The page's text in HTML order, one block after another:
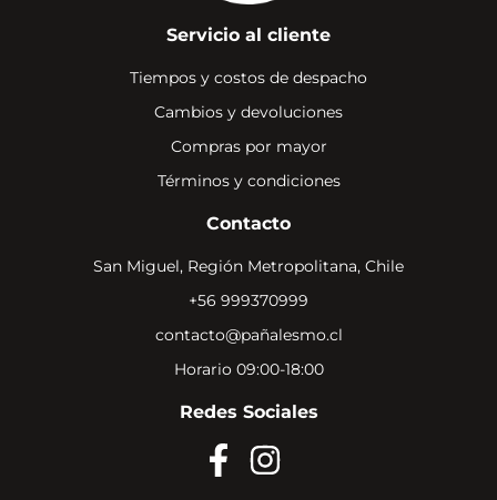
Servicio al cliente
Tiempos y costos de despacho
Cambios y devoluciones
Compras por mayor
Términos y condiciones
Contacto
San Miguel, Región Metropolitana, Chile
+56 999370999
contacto@pañalesmo.cl
Horario 09:00-18:00
Redes Sociales